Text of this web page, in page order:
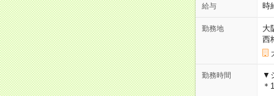
給与 時
勤務地
大
西
勤務時間
▼